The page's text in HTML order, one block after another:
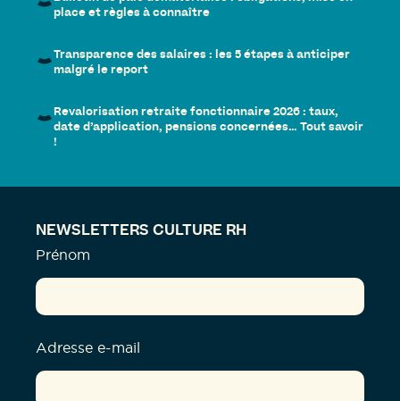
place et règles à connaître
Transparence des salaires : les 5 étapes à anticiper
malgré le report
Revalorisation retraite fonctionnaire 2026 : taux,
date d’application, pensions concernées… Tout savoir
!
NEWSLETTERS CULTURE RH
Prénom
Adresse e-mail